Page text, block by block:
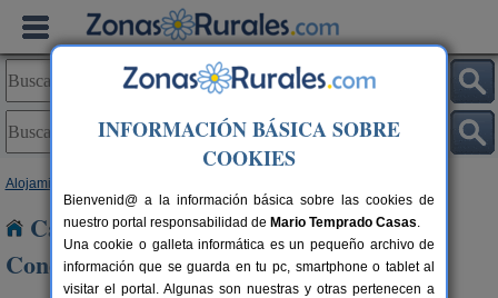
Alojamientos
Casas Rurales cerca de Rociana del
Condado
INFORMACIÓN BÁSICA SOBRE
COOKIES
Bienvenid@ a la información básica sobre las cookies de
nuestro portal responsabilidad de Mario Temprado Casas.
Una cookie o galleta informática es un pequeño archivo de
información que se guarda en tu pc, smartphone o tablet al
visitar el portal. Algunas son nuestras y otras pertenecen a